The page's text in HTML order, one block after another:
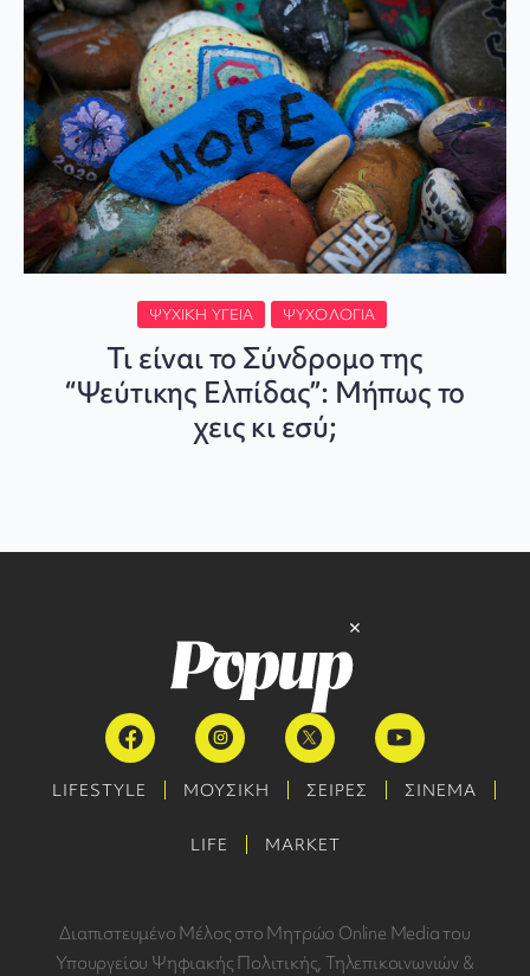
ΨΥΧΙΚΉ ΥΓΕΊΑ ΨΥΧΟΛΟΓΊΑ
Τι είναι το Σύνδρομο της
“Ψεύτικης Ελπίδας”: Μήπως το
χεις κι εσύ;
LIFESTYLE ΜΟΥΣΙΚΗ ΣΕΙΡΕΣ ΣΙΝΕΜΑ
LIFE MARKET
Διαπιστευμένο Μέλος στο Μητρώο Online Media του
Υπουργείου Ψηφιακής Πολιτικής, Τηλεπικοινωνιών &